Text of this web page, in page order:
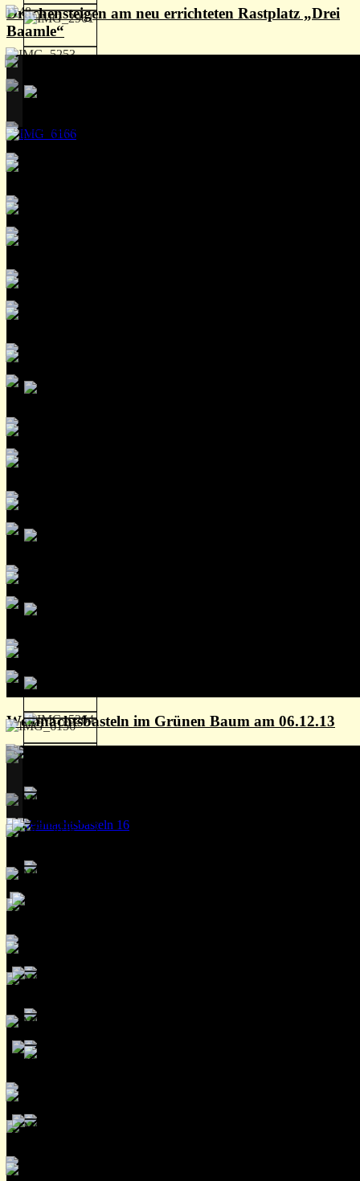
Drachensteigen am neu errichteten Rastplatz „Drei
Baamle“
Weihnachtsbasteln im Grünen Baum am 06.12.13